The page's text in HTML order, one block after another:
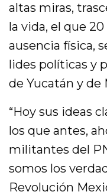
altas miras,
la vida, el que
ausencia física,
lides políticas y
de Yucatán y de
“Hoy sus ideas
los que antes,
militantes del
somos los
Revolución